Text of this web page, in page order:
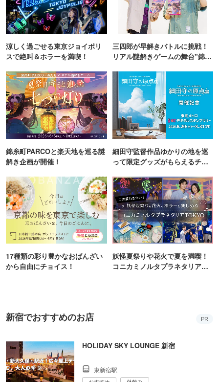
涼しく過ごせる東京ジョイポリ
スで絶叫＆ホラーを満喫！
三四郎が早解きバトルに挑戦！
リアル謎解きゲームの舞台"錦糸
錦糸町PARCOと楽天地を巡る謎
解き企画が開催！
細田守監督作品ゆかりの地を巡
って限定グッズがもらえるチャ
17種類の彩り豊かなおばんざい
から自由にチョイス！
妖怪夏祭りや花火で夏を満喫！
コニカミノルタプラネタリア
新宿でおすすめのお店 PR
HOLIDAY SKY LOUNGE 新宿
東新宿駅